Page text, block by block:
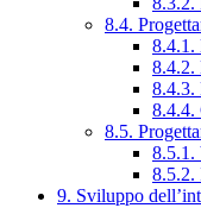
8.4.
8.4.1.
8.4.2.
8.4.3.
8.4.4.
8.5.
8.5.1.
8.5.2.
9. Sviluppo